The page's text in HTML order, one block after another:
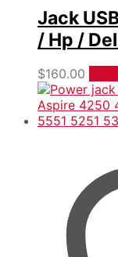
Jack
/ Hp /
$160.00